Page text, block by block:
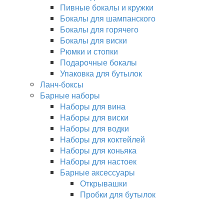
Пивные бокалы и кружки
Бокалы для шампанского
Бокалы для горячего
Бокалы для виски
Рюмки и стопки
Подарочные бокалы
Упаковка для бутылок
Ланч-боксы
Барные наборы
Наборы для вина
Наборы для виски
Наборы для водки
Наборы для коктейлей
Наборы для коньяка
Наборы для настоек
Барные аксессуары
Открывашки
Пробки для бутылок